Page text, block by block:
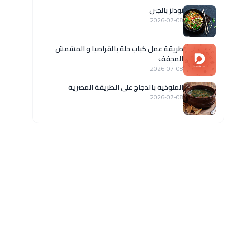
نودلز بالجبن
2026-07-08
طريقة عمل كباب حلة بالقراصيا و المشمش
المجفف
2026-07-08
الملوخية بالدجاج على الطريقة المصرية
2026-07-08